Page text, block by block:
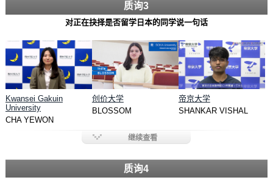
质询3
对正在抉择是否留学日本的同学说一句话
Kwansei Gakuin
University
CHA YEWON
创价大学
BLOSSOM
帝京大学
SHANKAR VISHAL
继续查看
质询4